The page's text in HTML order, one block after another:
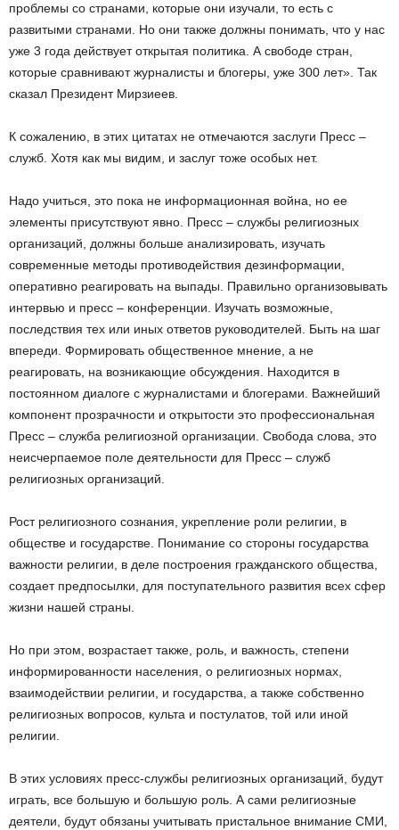
проблемы со странами, которые они изучали, то есть с
развитыми странами. Но они также должны понимать, что у нас
уже 3 года действует открытая политика. А свободе стран,
которые сравнивают журналисты и блогеры, уже 300 лет». Так
сказал Президент Мирзиеев.
К сожалению, в этих цитатах не отмечаются заслуги Пресс –
служб. Хотя как мы видим, и заслуг тоже особых нет.
Надо учиться, это пока не информационная война, но ее
элементы присутствуют явно. Пресс – службы религиозных
организаций, должны больше анализировать, изучать
современные методы противодействия дезинформации,
оперативно реагировать на выпады. Правильно организовывать
интервью и пресс – конференции. Изучать возможные,
последствия тех или иных ответов руководителей. Быть на шаг
впереди. Формировать общественное мнение, а не
реагировать, на возникающие обсуждения. Находится в
постоянном диалоге с журналистами и блогерами. Важнейший
компонент прозрачности и открытости это профессиональная
Пресс – служба религиозной организации. Свобода слова, это
неисчерпаемое поле деятельности для Пресс – служб
религиозных организаций.
Рост религиозного сознания, укрепление роли религии, в
обществе и государстве. Понимание со стороны государства
важности религии, в деле построения гражданского общества,
создает предпосылки, для поступательного развития всех сфер
жизни нашей страны.
Но при этом, возрастает также, роль, и важность, степени
информированности населения, о религиозных нормах,
взаимодействии религии, и государства, а также собственно
религиозных вопросов, культа и постулатов, той или иной
религии.
В этих условиях пресс-службы религиозных организаций, будут
играть, все большую и большую роль. А сами религиозные
деятели, будут обязаны учитывать пристальное внимание СМИ,